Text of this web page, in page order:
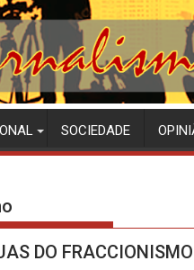
SOCIEDADE
DO FRACCIONISMO